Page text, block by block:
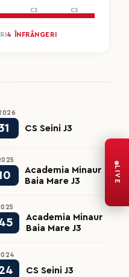
CS CS
4 ÎNFRÂNGERI
CS Seini J3
Academia Minaur
Baia Mare J3
Academia Minaur
Baia Mare J3
CS Seini J3
LIVE